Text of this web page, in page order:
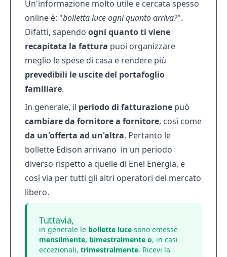
Un'informazione molto utile e cercata spesso
online è: "bolletta luce ogni quanto arriva?".
Difatti, sapendo ogni quanto ti viene
recapitata la fattura puoi organizzare
meglio le spese di casa e rendere più
prevedibili le uscite del portafoglio
familiare.
In generale, il periodo di fatturazione può
cambiare da fornitore a fornitore, così come
da un'offerta ad un'altra. Pertanto le
bollette Edison arrivano in un periodo
diverso rispetto a quelle di Enel Energia, e
così via per tutti gli altri operatori del mercato
libero.
Tuttavia,
in generale le bollette luce sono emesse
mensilmente, bimestralmente o, in casi
eccezionali, trimestralmente. Ricevi la